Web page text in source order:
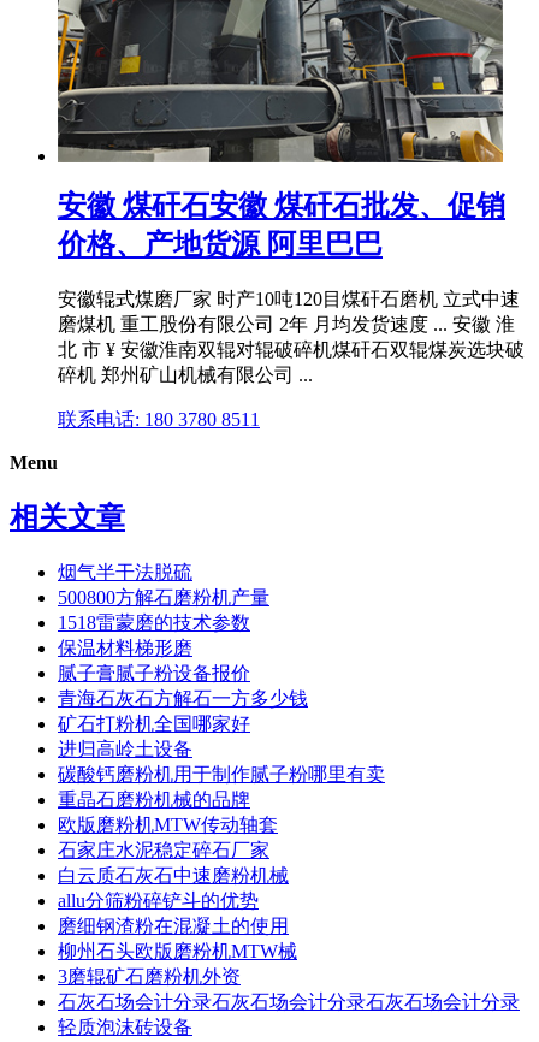
安徽 煤矸石安徽 煤矸石批发、促销
价格、产地货源 阿里巴巴
安徽辊式煤磨厂家 时产10吨120目煤矸石磨机 立式中速
磨煤机 重工股份有限公司 2年 月均发货速度 ... 安徽 淮
北 市 ¥ 安徽淮南双辊对辊破碎机煤矸石双辊煤炭选块破
碎机 郑州矿山机械有限公司 ...
联系电话: 180 3780 8511
Menu
相关文章
烟气半干法脱硫
500800方解石磨粉机产量
1518雷蒙磨的技术参数
保温材料梯形磨
腻子膏腻子粉设备报价
青海石灰石方解石一方多少钱
矿石打粉机全国哪家好
进归高岭土设备
碳酸钙磨粉机用于制作腻子粉哪里有卖
重晶石磨粉机械的品牌
欧版磨粉机MTW传动轴套
石家庄水泥稳定碎石厂家
白云质石灰石中速磨粉机械
allu分筛粉碎铲斗的优势
磨细钢渣粉在混凝土的使用
柳州石头欧版磨粉机MTW械
3磨辊矿石磨粉机外资
石灰石场会计分录石灰石场会计分录石灰石场会计分录
轻质泡沫砖设备